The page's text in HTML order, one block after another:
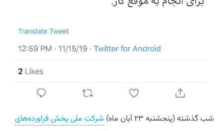
شب گذشته (پنجشنبه ۲۳ آبان ماه)
شرکت ملی پخش فراورده‌های